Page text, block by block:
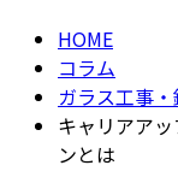
HOME
コラム
ガラス工事
キャリアア
ンとは